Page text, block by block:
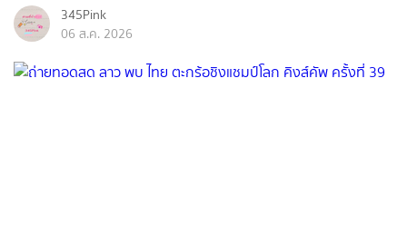
345Pink
06 ส.ค. 2026